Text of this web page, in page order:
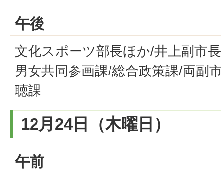
午後
文化スポーツ部長ほか/井上副市
男女共同参画課/総合政策課/両副
聴課
12月24日（木曜日）
午前